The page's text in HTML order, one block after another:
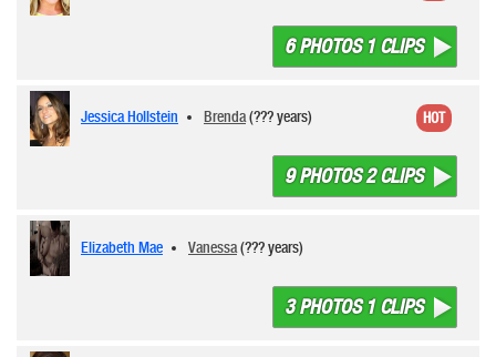
6 PHOTOS 1 CLIPS
Jessica Hollstein Brenda(??? years)
9 PHOTOS 2 CLIPS
HOT
Elizabeth Mae Vanessa(??? years)
3 PHOTOS 1 CLIPS